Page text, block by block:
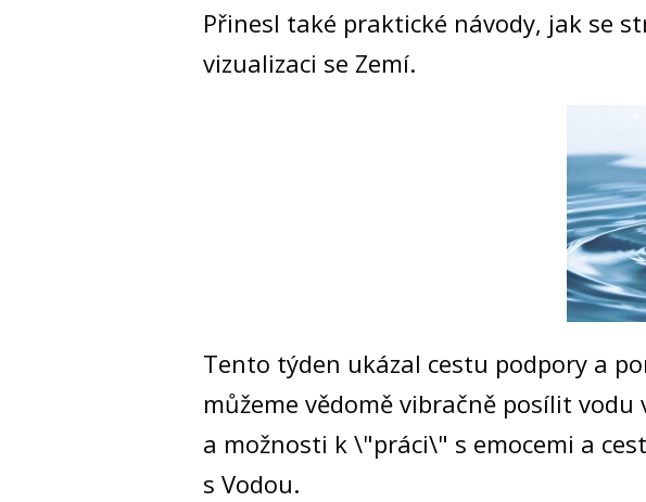
Přinesl také praktické návody, jak se
vizualizaci se Zemí.
Tento týden ukázal cestu podpory a
můžeme vědomě vibračně posílit
a možnosti k \"práci\" s emocemi a
s Vodou.